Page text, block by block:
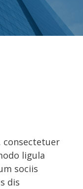
consectetuer
ligula
sociis
dis